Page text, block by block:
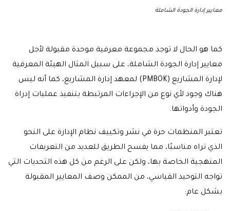
معايير إدارة الجودة الشاملة
كما هو الحال لا توجد مجموعة معرفية موحدة مقبولة لأجل
معايير إدارة الجودة الشاملة، على سبيل المثال الهيئة المعرفية
لإدارة المشاريع (PMBOK) لمعهد إدارة المشاريع، كما أنه ليس
هناك وجود لأي نوع من الإجراءات المرتبطة بتنفيذ عمليات إدراة
الجودة وأدواتها.
تعتبر المنظمات حرة في نشر وتكييف نظام الإدارة على النحو
الذي تراه مناسبًا، مما يفسح الطريق للعديد من التعريفات
المنهجية الخاصة بها، ولكن على الرغم من كل هذه التحديات التي
تواجه التوحيد القياسي، من الممكن وصف المعايير المقبولة
بشكل عام: